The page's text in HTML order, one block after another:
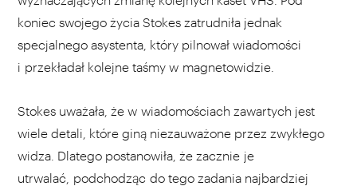
koniec swojego życia Stokes zatrudniła jednak
specjalnego asystenta, który pilnował wiadomości
i przekładał kolejne taśmy w magnetowidzie.
Stokes uważała, że w wiadomościach zawartych jest
wiele detali, które giną niezauważone przez zwykłego
widza. Dlatego postanowiła, że zacznie je
utrwalać, podchodząc do tego zadania najbardziej